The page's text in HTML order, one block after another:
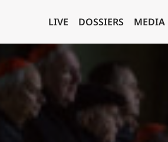
LIVE DOSSIERS MEDIA